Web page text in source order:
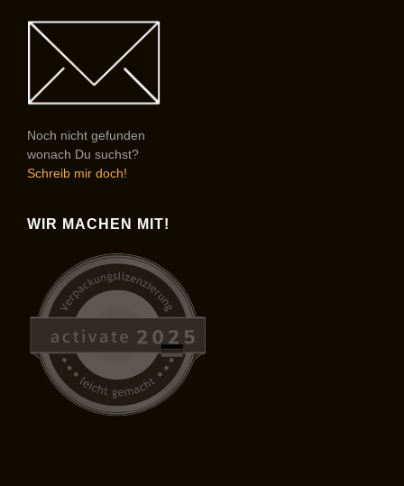
Noch nicht gefunden
wonach Du suchst?
Schreib mir doch!
WIR MACHEN MIT!